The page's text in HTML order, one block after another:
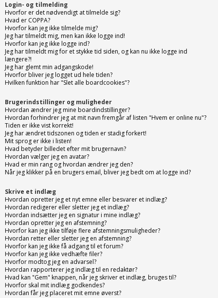
Login- og tilmelding
Hvorfor er det nødvendigt at tilmelde sig?
Hvad er COPPA?
Hvorfor kan jeg ikke tilmelde mig?
Jeg har tilmeldt mig, men kan ikke logge ind!
Hvorfor kan jeg ikke logge ind?
Jeg har tilmeldt mig for et stykke tid siden, og kan nu ikke logge ind
længere?!
Jeg har glemt min adgangskode!
Hvorfor bliver jeg logget ud hele tiden?
Hvilken funktion har "Slet alle boardcookies"?
Brugerindstillinger og muligheder
Hvordan ændrer jeg mine boardindstillinger?
Hvordan forhindrer jeg at mit navn fremgår af listen "Hvem er online nu"?
Tiden er ikke vist korrekt!
Jeg har ændret tidszonen og tiden er stadig forkert!
Mit sprog er ikke i listen!
Hvad betyder billedet efter mit brugernavn?
Hvordan vælger jeg en avatar?
Hvad er min rang og hvordan ændrer jeg den?
Når jeg klikker på en brugers email, bliver jeg bedt om at logge ind?
Skrive et indlæg
Hvordan opretter jeg et nyt emne eller besvarer et indlæg?
Hvordan redigerer eller sletter jeg et indlæg?
Hvordan indsætter jeg en signatur i mine indlæg?
Hvordan opretter jeg en afstemning?
Hvorfor kan jeg ikke tilføje flere afstemningsmuligheder?
Hvordan retter eller sletter jeg en afstemning?
Hvorfor kan jeg ikke få adgang til et forum?
Hvorfor kan jeg ikke vedhæfte filer?
Hvorfor modtog jeg en advarsel?
Hvordan rapporterer jeg indlæg til en redaktør?
Hvad kan "Gem" knappen, når jeg skriver et indlæg, bruges til?
Hvorfor skal mit indlæg godkendes?
Hvordan får jeg placeret mit emne øverst?